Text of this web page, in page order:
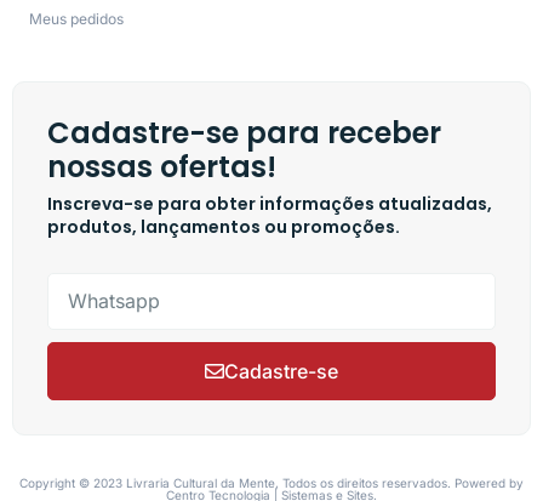
Meus pedidos
Cadastre-se para receber
nossas ofertas!
Inscreva-se para obter informações atualizadas,
produtos, lançamentos ou promoções.
Cadastre-se
Copyright © 2023 Livraria Cultural da Mente, Todos os direitos reservados. Powered by
Centro Tecnologia | Sistemas e Sites.